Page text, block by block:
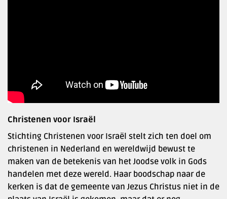
Christenen voor Israël
Stichting Christenen voor Israël stelt zich ten doel om
christenen in Nederland en wereldwijd bewust te
maken van de betekenis van het Joodse volk in Gods
handelen met deze wereld. Haar boodschap naar de
kerken is dat de gemeente van Jezus Christus niet in de